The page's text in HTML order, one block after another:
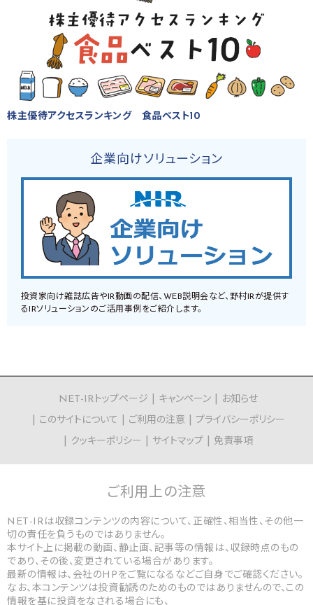
株主優待アクセスランキング 食品ベスト10
企業向けソリューション
投資家向け雑誌広告やIR動画の配信、WEB説明会など、野村IRが提供す
るIRソリューションのご活用事例をご紹介します。
NET-IRトップページ キャンペーン
お知らせ
このサイトについて
ご利用の注意
プライバシーポリシー
クッキーポリシー
サイトマップ 免責事項
ご利用上の注意
NET-IRは収録コンテンツの内容について、正確性、相当性、その他一
切の責任を負うものではありません。
本サイト上に掲載の動画、静止画、記事等の情報は、収録時点のもの
であり、その後、変更されている場合があります。
最新の情報は、会社のHPをご覧になるなどご自身でご確認ください。
なお、本コンテンツは投資勧誘のためのものではありませんので、この
情報を基に投資をなされる場合にも、